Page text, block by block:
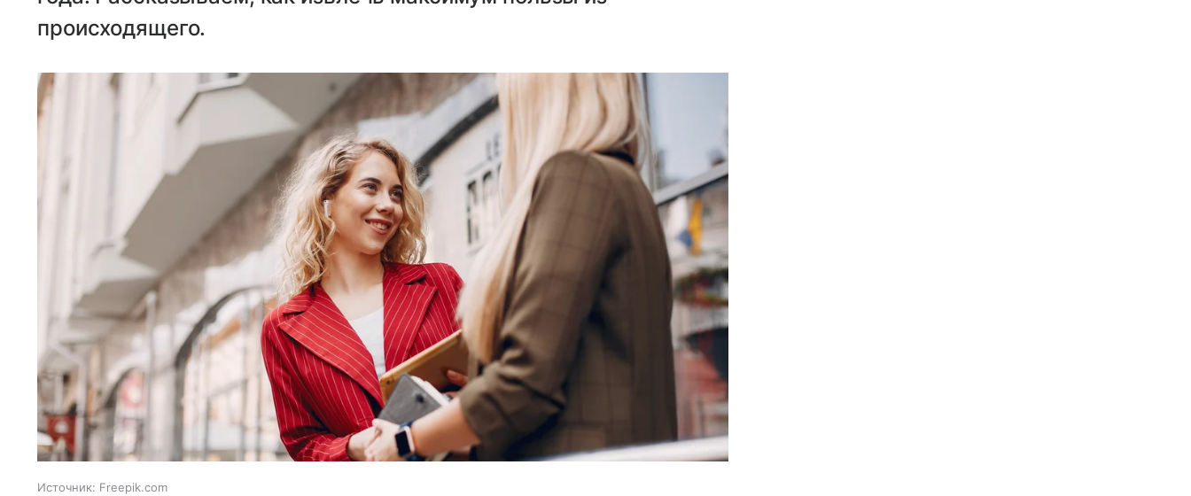
происходящего.
Источник: Freepik.com